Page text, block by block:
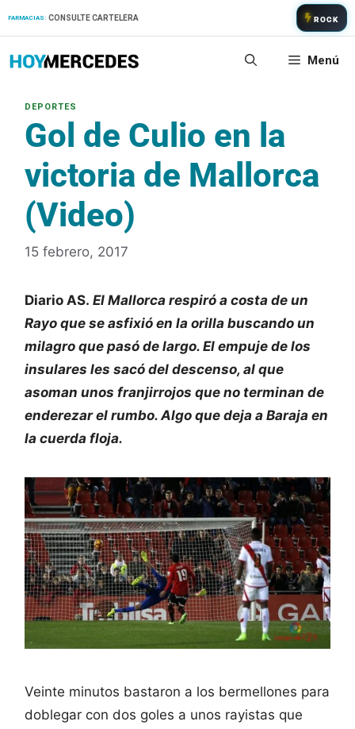
FARMACIAS: CONSULTE CARTELERA ROCK
Menú
Gol de Culio en la
victoria de Mallorca
(Video)
15 febrero, 2017
Diario AS. El Mallorca respiró a costa de un
Rayo que se asfixió en la orilla buscando un
milagro que pasó de largo. El empuje de los
insulares les sacó del descenso, al que
asoman unos franjirrojos que no terminan de
enderezar el rumbo. Algo que deja a Baraja en
la cuerda floja.
Veinte minutos bastaron a los bermellones para
doblegar con dos goles a unos rayistas que